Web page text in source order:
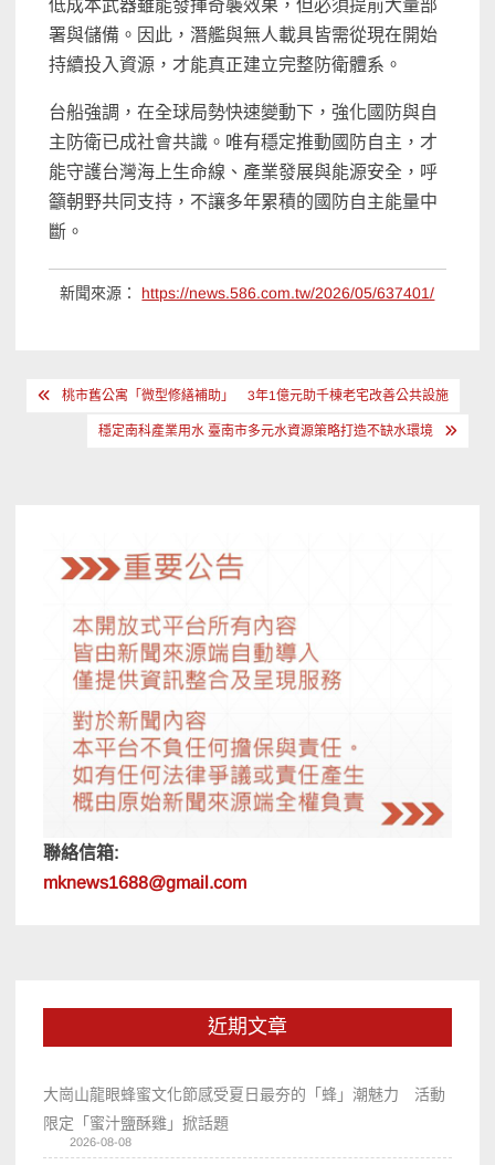
低成本武器雖能發揮奇襲效果，但必須提前大量部
署與儲備。因此，潛艦與無人載具皆需從現在開始
持續投入資源，才能真正建立完整防衛體系。
台船強調，在全球局勢快速變動下，強化國防與自
主防衛已成社會共識。唯有穩定推動國防自主，才
能守護台灣海上生命線、產業發展與能源安全，呼
籲朝野共同支持，不讓多年累積的國防自主能量中
斷。
新聞來源： https://news.586.com.tw/2026/05/637401/
文 桃市舊公寓「微型修繕補助」 3年1億元助千棟老宅改善公共設施
穩定南科產業用水 臺南市多元水資源策略打造不缺水環境
聯絡信箱:
mknews1688@gmail.com
近期文章
大崗山龍眼蜂蜜文化節感受夏日最夯的「蜂」潮魅力 活動
限定「蜜汁鹽酥雞」掀話題
2026-08-08